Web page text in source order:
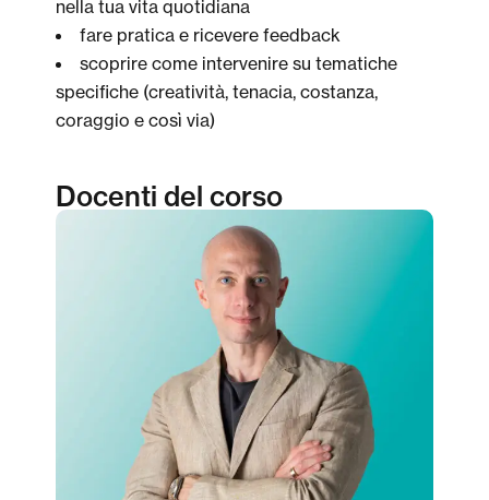
nella tua vita quotidiana
fare pratica e ricevere feedback
scoprire come intervenire su tematiche
specifiche (creatività, tenacia, costanza,
coraggio e così via)
Docenti del corso